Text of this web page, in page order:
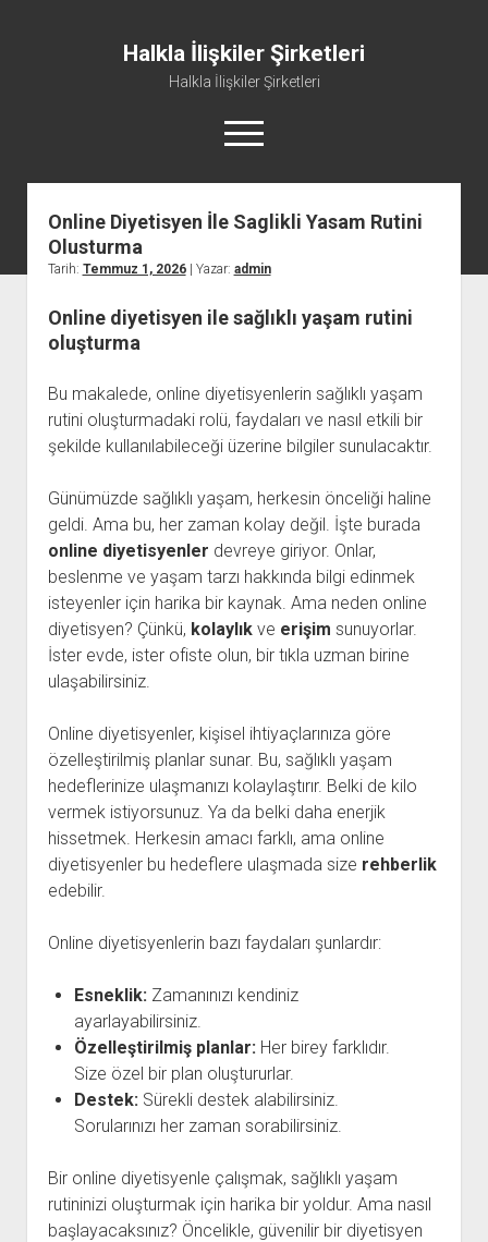
Halkla İlişkiler Şirketleri
Halkla İlişkiler Şirketleri
menüyü
aç
Online Diyetisyen İle Saglikli Yasam Rutini
Olusturma
Tarih: Temmuz 1, 2026| Yazar: admin
Online diyetisyen ile sağlıklı yaşam rutini
oluşturma
Bu makalede, online diyetisyenlerin sağlıklı yaşam
rutini oluşturmadaki rolü, faydaları ve nasıl etkili bir
şekilde kullanılabileceği üzerine bilgiler sunulacaktır.
Günümüzde sağlıklı yaşam, herkesin önceliği haline
geldi. Ama bu, her zaman kolay değil. İşte burada
online diyetisyenler devreye giriyor. Onlar,
beslenme ve yaşam tarzı hakkında bilgi edinmek
isteyenler için harika bir kaynak. Ama neden online
diyetisyen? Çünkü, kolaylıkve erişim sunuyorlar.
İster evde, ister ofiste olun, bir tıkla uzman birine
ulaşabilirsiniz.
Online diyetisyenler, kişisel ihtiyaçlarınıza göre
özelleştirilmiş planlar sunar. Bu, sağlıklı yaşam
hedeflerinize ulaşmanızı kolaylaştırır. Belki de kilo
vermek istiyorsunuz. Ya da belki daha enerjik
hissetmek. Herkesin amacı farklı, ama online
diyetisyenler bu hedeflere ulaşmada size rehberlik
edebilir.
Online diyetisyenlerin bazı faydaları şunlardır:
Esneklik:Zamanınızı kendiniz
ayarlayabilirsiniz.
Özelleştirilmiş planlar:Her birey farklıdır.
Size özel bir plan oluştururlar.
Destek:Sürekli destek alabilirsiniz.
Sorularınızı her zaman sorabilirsiniz.
Bir online diyetisyenle çalışmak, sağlıklı yaşam
rutininizi oluşturmak için harika bir yoldur. Ama nasıl
başlayacaksınız? Öncelikle, güvenilir bir diyetisyen